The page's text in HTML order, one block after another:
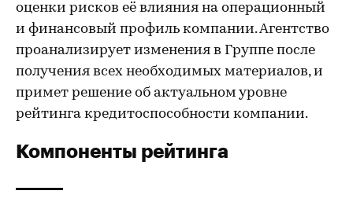
оценки рисков её влияния на операционный
и финансовый профиль компании. Агентство
проанализирует изменения в Группе после
получения всех необходимых материалов, и
примет решение об актуальном уровне
рейтинга кредитоспособности компании.
Компоненты рейтинга